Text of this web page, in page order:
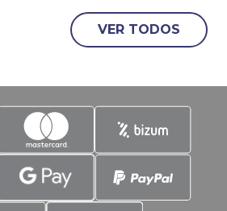
el nuevo curso. Y lo
con el vigente campeón.
del Barcelona va a ser
con lo
VER TODOS